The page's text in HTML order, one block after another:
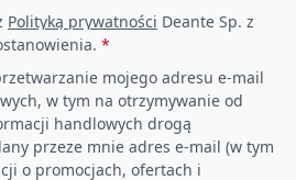
Polityką prywatności Deante Sp. z
*
mojego adresu e-mail
w tym na otrzymywanie od
handlowych drogą
przeze mnie adres e-mail (w tym
o promocjach, ofertach i